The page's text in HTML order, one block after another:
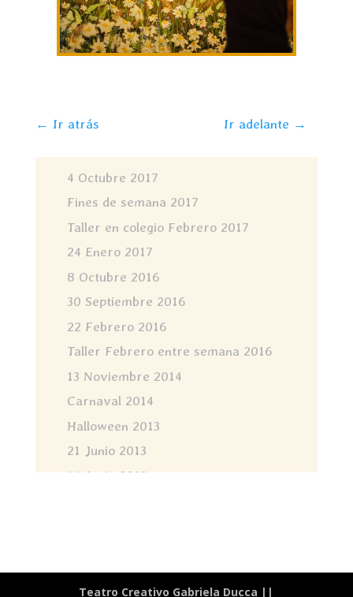
← Ir atrás Ir adelante →
4 Octubre 2017
Fines de semana 2017
Taller en colegio Febrero 2017
24 Enero 2017
8 Octubre 2016
30 Septiembre 2016
22 Febrero 2016
Taller Febrero entre semana 2016
13 Noviembre 2014
Carnaval 2014
Halloween 2013
21 Junio 2013
14 Junio 2013
Teatro Creativo Gabriela Ducca ||